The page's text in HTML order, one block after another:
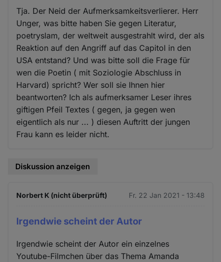
Tja. Der Neid der Aufmerksamkeitsverlierer. Herr
Unger, was bitte haben Sie gegen Literatur,
poetryslam, der weltweit ausgestrahlt wird, der als
Reaktion auf den Angriff auf das Capitol in den
USA entstand? Und was bitte soll die Frage für
wen die Poetin ( mit Soziologie Abschluss in
Harvard) spricht? Wer soll sie Ihnen hier
beantworten? Ich als aufmerksamer Leser ihres
giftigen Pfeil Textes ( gegen, ja gegen wen
eigentlich als nur ... ) diesen Auftritt der jungen
Frau kann es leider nicht.
Diskussion anzeigen
Norbert K (nicht überprüft) Fr. 22 Jan 2021 - 13:48
Irgendwie scheint der Autor
Irgendwie scheint der Autor ein einzelnes
Youtube-Filmchen über das Thema Amanda